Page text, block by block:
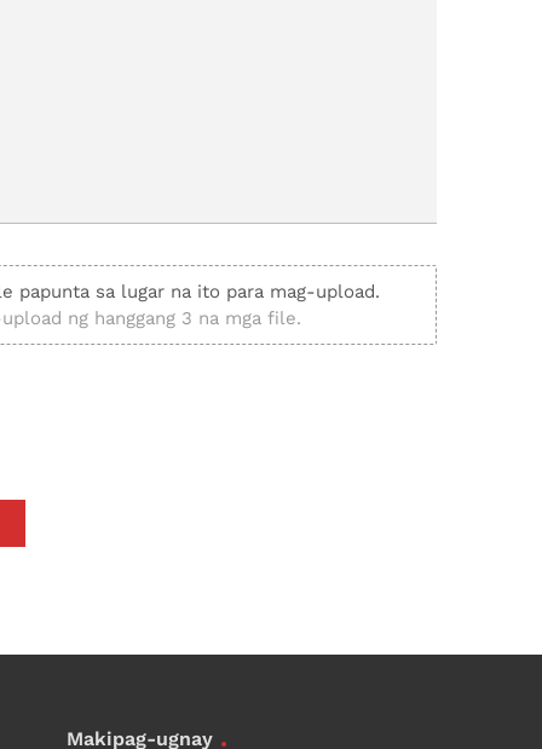
papunta sa lugar na ito para mag-upload.
ng hanggang 3 na mga file.
Makipag-ugnay